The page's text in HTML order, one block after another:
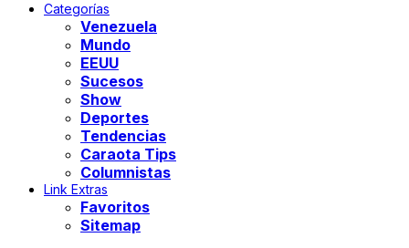
Categorías
Venezuela
Mundo
EEUU
Sucesos
Show
Deportes
Tendencias
Caraota Tips
Columnistas
Link Extras
Favoritos
Sitemap